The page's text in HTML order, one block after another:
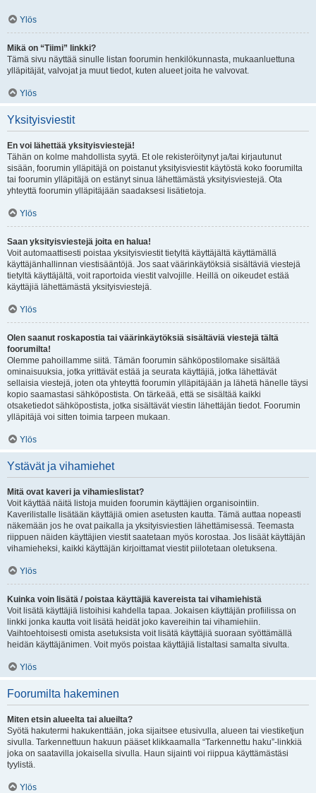
Ylös
Mikä on “Tiimi” linkki?
Tämä sivu näyttää sinulle listan foorumin henkilökunnasta, mukaanluettuna
ylläpitäjät, valvojat ja muut tiedot, kuten alueet joita he valvovat.
Ylös
Yksityisviestit
En voi lähettää yksityisviestejä!
Tähän on kolme mahdollista syytä. Et ole rekisteröitynyt ja/tai kirjautunut
sisään, foorumin ylläpitäjä on poistanut yksityisviestit käytöstä koko foorumilta
tai foorumin ylläpitäjä on estänyt sinua lähettämästä yksityisviestejä. Ota
yhteyttä foorumin ylläpitäjään saadaksesi lisätietoja.
Ylös
Saan yksityisviestejä joita en halua!
Voit automaattisesti poistaa yksityisviestit tietyltä käyttäjältä käyttämällä
käyttäjänhallinnan viestisääntöjä. Jos saat väärinkäytöksiä sisältäviä viestejä
tietyltä käyttäjältä, voit raportoida viestit valvojille. Heillä on oikeudet estää
käyttäjiä lähettämästä yksityisviestejä.
Ylös
Olen saanut roskapostia tai väärinkäytöksiä sisältäviä viestejä tältä
foorumilta!
Olemme pahoillamme siitä. Tämän foorumin sähköpostilomake sisältää
ominaisuuksia, jotka yrittävät estää ja seurata käyttäjiä, jotka lähettävät
sellaisia viestejä, joten ota yhteyttä foorumin ylläpitäjään ja lähetä hänelle täysi
kopio saamastasi sähköpostista. On tärkeää, että se sisältää kaikki
otsaketiedot sähköpostista, jotka sisältävät viestin lähettäjän tiedot. Foorumin
ylläpitäjä voi sitten toimia tarpeen mukaan.
Ylös
Ystävät ja vihamiehet
Mitä ovat kaveri ja vihamieslistat?
Voit käyttää näitä listoja muiden foorumin käyttäjien organisointiin.
Kaverilistalle lisätään käyttäjiä omien asetusten kautta. Tämä auttaa nopeasti
näkemään jos he ovat paikalla ja yksityisviestien lähettämisessä. Teemasta
riippuen näiden käyttäjien viestit saatetaan myös korostaa. Jos lisäät käyttäjän
vihamieheksi, kaikki käyttäjän kirjoittamat viestit piilotetaan oletuksena.
Ylös
Kuinka voin lisätä / poistaa käyttäjiä kavereista tai vihamiehistä
Voit lisätä käyttäjiä listoihisi kahdella tapaa. Jokaisen käyttäjän profiilissa on
linkki jonka kautta voit lisätä heidät joko kavereihin tai vihamiehiin.
Vaihtoehtoisesti omista asetuksista voit lisätä käyttäjiä suoraan syöttämällä
heidän käyttäjänimen. Voit myös poistaa käyttäjiä listaltasi samalta sivulta.
Ylös
Foorumilta hakeminen
Miten etsin alueelta tai alueilta?
Syötä hakutermi hakukenttään, joka sijaitsee etusivulla, alueen tai viestiketjun
sivulla. Tarkennettuun hakuun pääset klikkaamalla “Tarkennettu haku”-linkkiä
joka on saatavilla jokaisella sivulla. Haun sijainti voi riippua käyttämästäsi
tyylistä.
Ylös